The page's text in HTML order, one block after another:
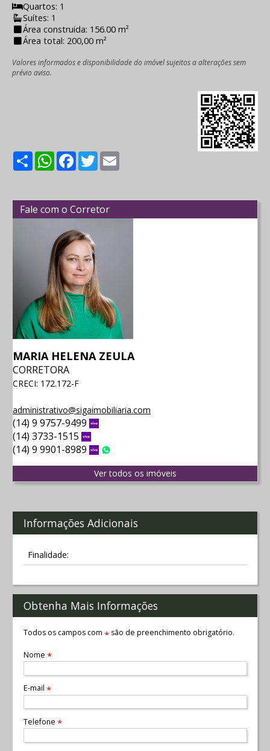
Quartos: 1
Suítes: 1
Área construída: 156.00 m²
Área total: 200,00 m²
Valores informados e disponibilidade do imóvel sujeitos a alterações sem
prévio aviso.
ShareWhatsApp
Facebook
Twitter
Fale com o Corretor
MARIA HELENA ZEULA
CORRETORA
CRECI: 172.172-F
administrativo@sigaimobiliaria.com
(14) 9 9757-9499
(14) 3733-1515
(14) 9 9901-8989 Vivo
Ver todos os imóveis
Informações Adicionais
Finalidade:
Obtenha Mais Informações
Todos os campos com *são de preenchimento obrigatório.
Nome *
E-mail *
Telefone *